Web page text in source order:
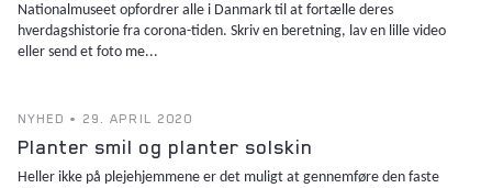
Nationalmuseet opfordrer alle i Danmark til at fortælle deres
hverdagshistorie fra corona-tiden. Skriv en beretning, lav en lille video
eller send et foto me...
NYHED • 29. APRIL 2020
Planter smil og planter solskin
Heller ikke på plejehjemmene er det muligt at gennemføre den faste